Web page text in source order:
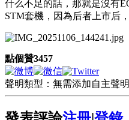
什么不足的話，那就是沒有
STM套機，因為后者上市后
點個贊3457
聲明類型：無需添加自主聲明